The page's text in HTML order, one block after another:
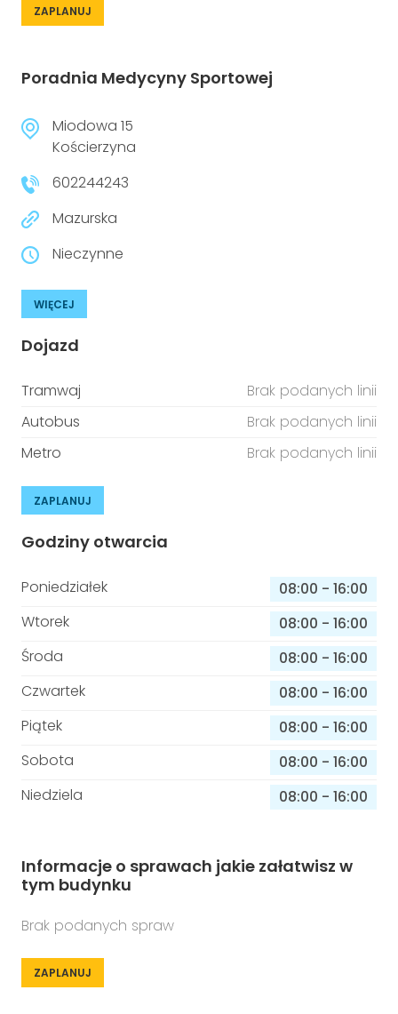
ZAPLANUJ
Poradnia Medycyny Sportowej
Miodowa 15
Kościerzyna
602244243
Mazurska
Nieczynne
WIĘCEJ
Dojazd
Tramwaj
Brak podanych linii
Autobus
Brak podanych linii
Metro
Brak podanych linii
ZAPLANUJ
Godziny otwarcia
Poniedziałek 08:00 - 16:00
Wtorek
08:00 - 16:00
Środa
08:00 - 16:00
Czwartek
08:00 - 16:00
Piątek
08:00 - 16:00
Sobota
08:00 - 16:00
Niedziela
08:00 - 16:00
Informacje o sprawach jakie załatwisz w
tym budynku
Brak podanych spraw
ZAPLANUJ